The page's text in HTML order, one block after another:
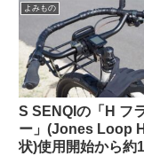
度に学ぶ（海外掲
ら）
よみもの
S SENQIの「H フ
ー」(Jones Loop
状)使用開始から約